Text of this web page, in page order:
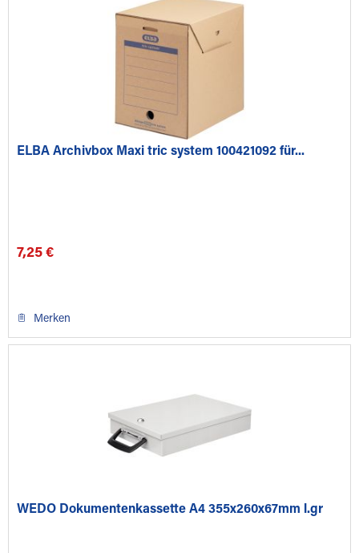
ELBA Archivbox Maxi tric system 100421092 für...
7,25 €
Merken
WEDO Dokumentenkassette A4 355x260x67mm l.gr